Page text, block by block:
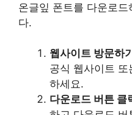
온글잎 폰트를 다운로
다.
웹사이트 방문하기
공식 웹사이트
하세요.
다운로드 버튼 클